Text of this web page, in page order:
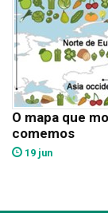
O mapa que
comemos
19 jun